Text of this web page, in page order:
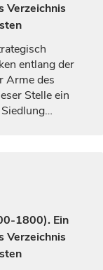
Verzeichnis
entlang der
Arme des
Stelle ein
1800). Ein
Verzeichnis